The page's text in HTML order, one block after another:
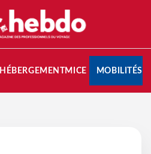
HÉBERGEMENTMICE MOBILITÉS